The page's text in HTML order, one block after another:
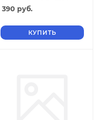
2006
390 руб.
КУПИТЬ